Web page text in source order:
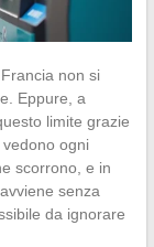
non si
Eppure, a
limite grazie
ogni
scorrono, e in
senza
da ignorare